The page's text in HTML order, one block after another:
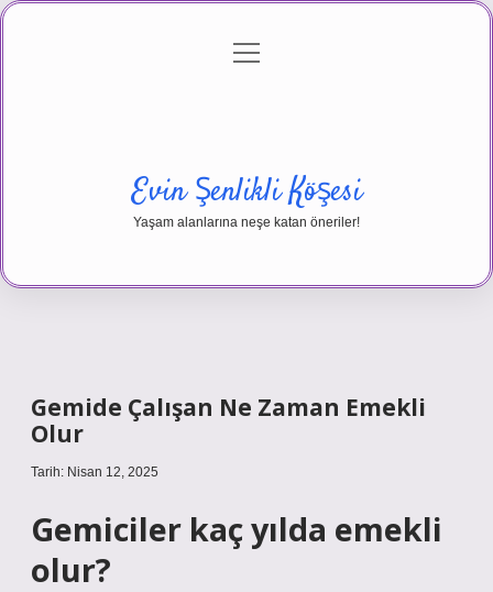
Gizlilik Politikası
menüyü
Evin Şenlikli Köşesi
Yaşam alanlarına neşe katan öneriler!
Gemide Çalışan Ne Zaman Emekli
Olur
Tarih: Nisan 12, 2025
Gemiciler kaç yılda emekli
olur?